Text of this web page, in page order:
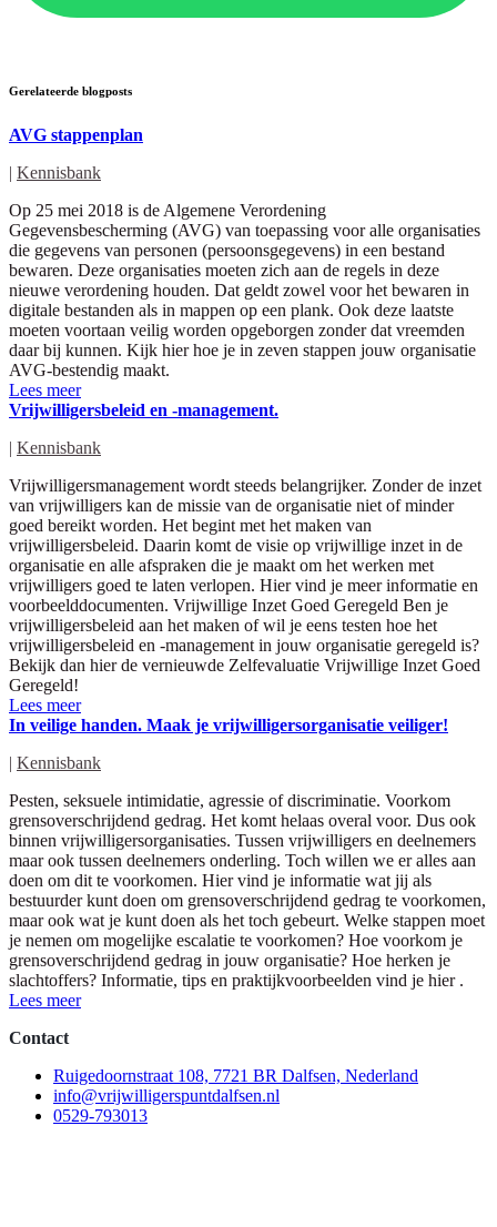
Gerelateerde blogposts
AVG stappenplan
| Kennisbank
Op 25 mei 2018 is de Algemene Verordening
Gegevensbescherming (AVG) van toepassing voor alle organisaties
die gegevens van personen (persoonsgegevens) in een bestand
bewaren. Deze organisaties moeten zich aan de regels in deze
nieuwe verordening houden. Dat geldt zowel voor het bewaren in
digitale bestanden als in mappen op een plank. Ook deze laatste
moeten voortaan veilig worden opgeborgen zonder dat vreemden
daar bij kunnen. Kijk hier hoe je in zeven stappen jouw organisatie
AVG-bestendig maakt.
Lees meer
Vrijwilligersbeleid en -management.
| Kennisbank
Vrijwilligersmanagement wordt steeds belangrijker. Zonder de inzet
van vrijwilligers kan de missie van de organisatie niet of minder
goed bereikt worden. Het begint met het maken van
vrijwilligersbeleid. Daarin komt de visie op vrijwillige inzet in de
organisatie en alle afspraken die je maakt om het werken met
vrijwilligers goed te laten verlopen. Hier vind je meer informatie en
voorbeelddocumenten. Vrijwillige Inzet Goed Geregeld Ben je
vrijwilligersbeleid aan het maken of wil je eens testen hoe het
vrijwilligersbeleid en -management in jouw organisatie geregeld is?
Bekijk dan hier de vernieuwde Zelfevaluatie Vrijwillige Inzet Goed
Geregeld!
Lees meer
In veilige handen. Maak je vrijwilligersorganisatie veiliger!
| Kennisbank
Pesten, seksuele intimidatie, agressie of discriminatie. Voorkom
grensoverschrijdend gedrag. Het komt helaas overal voor. Dus ook
binnen vrijwilligersorganisaties. Tussen vrijwilligers en deelnemers
maar ook tussen deelnemers onderling. Toch willen we er alles aan
doen om dit te voorkomen. Hier vind je informatie wat jij als
bestuurder kunt doen om grensoverschrijdend gedrag te voorkomen,
maar ook wat je kunt doen als het toch gebeurt. Welke stappen moet
je nemen om mogelijke escalatie te voorkomen? Hoe voorkom je
grensoverschrijdend gedrag in jouw organisatie? Hoe herken je
slachtoffers? Informatie, tips en praktijkvoorbeelden vind je hier .
Lees meer
Contact
Ruigedoornstraat 108, 7721 BR Dalfsen, Nederland
info@vrijwilligerspuntdalfsen.nl
0529-793013